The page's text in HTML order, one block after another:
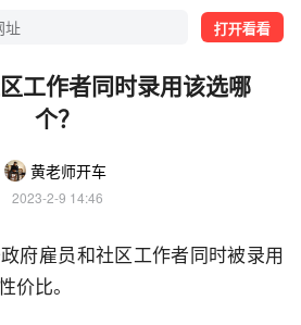
打开看看
工作者同时录用该选哪
个？
黄老师开车
2023-2-9 14:46
府雇员和社区工作者同时被录用
价比。